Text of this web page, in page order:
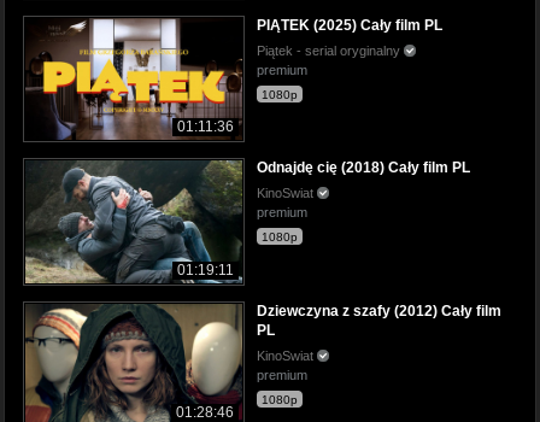
01:11:36
PIĄTEK (2025) Cały film PL
Piątek - serial oryginalny
premium
1080p
01:19:11
Odnajdę cię (2018) Cały film PL
KinoSwiat
premium
1080p
01:28:46
Dziewczyna z szafy (2012) Cały film
PL
KinoSwiat
premium
1080p